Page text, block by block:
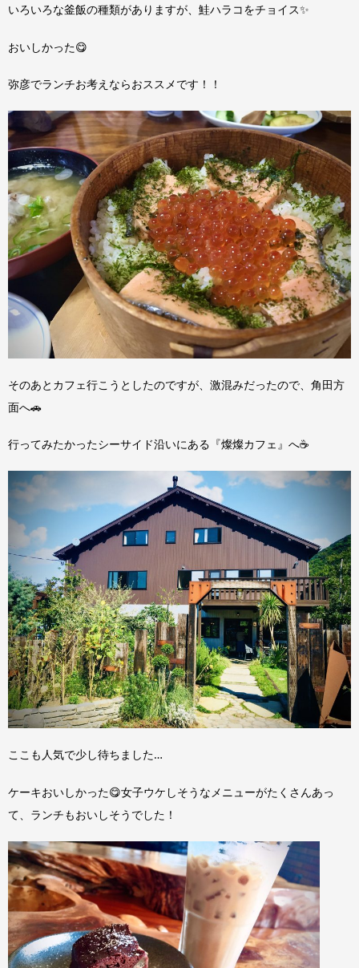
いろいろな釜飯の種類がありますが、鮭ハラコをチョイス✨
おいしかった😋
弥彦でランチお考えならおススメです！！
そのあとカフェ行こうとしたのですが、激混みだったので、角田方
面へ🚗
行ってみたかったシーサイド沿いにある『燦燦カフェ』へ☕️
ここも人気で少し待ちました…
ケーキおいしかった😋女子ウケしそうなメニューがたくさんあっ
て、ランチもおいしそうでした！